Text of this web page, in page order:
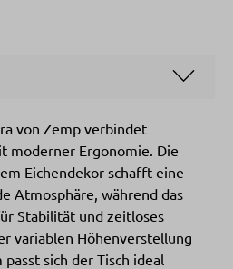
von Zemp verbindet
moderner Ergonomie. Die
Eichendekor schafft eine
Atmosphäre, während das
Stabilität und zeitloses
variablen Höhenverstellung
sich der Tisch ideal